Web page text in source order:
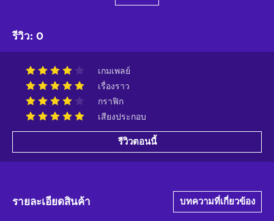
รีวิว: 0
เกมเพลย์
เรื่องราว
กราฟิก
เสียงประกอบ
รีวิวตอนนี้
รายละเอียดสินค้า บทความที่เกี่ยวข้อง